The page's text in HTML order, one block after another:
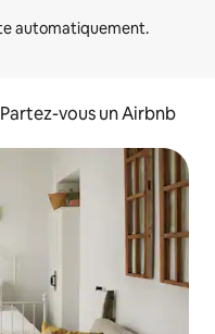
Partez-vous un Airbnb